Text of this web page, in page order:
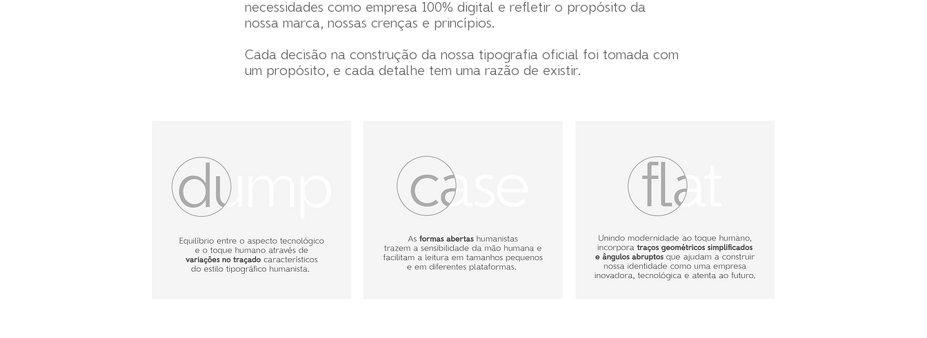
necessidades como empresa 100% digital e refletir o propósito da
nossa marca, nossas crenças e princípios.
Cada decisão na construção da nossa tipografia oficial foi tomada com
um propósito, e cada detalhe tem uma razão de existir.